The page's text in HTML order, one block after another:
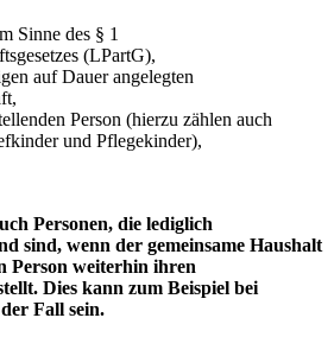
Sinne des § 1
(LPartG),
auf Dauer angelegten
Person (hierzu zählen auch
und Pflegekinder),
Personen, die lediglich
sind, wenn der gemeinsame Haushalt
Person weiterhin ihren
Dies kann zum Beispiel bei
Fall sein.